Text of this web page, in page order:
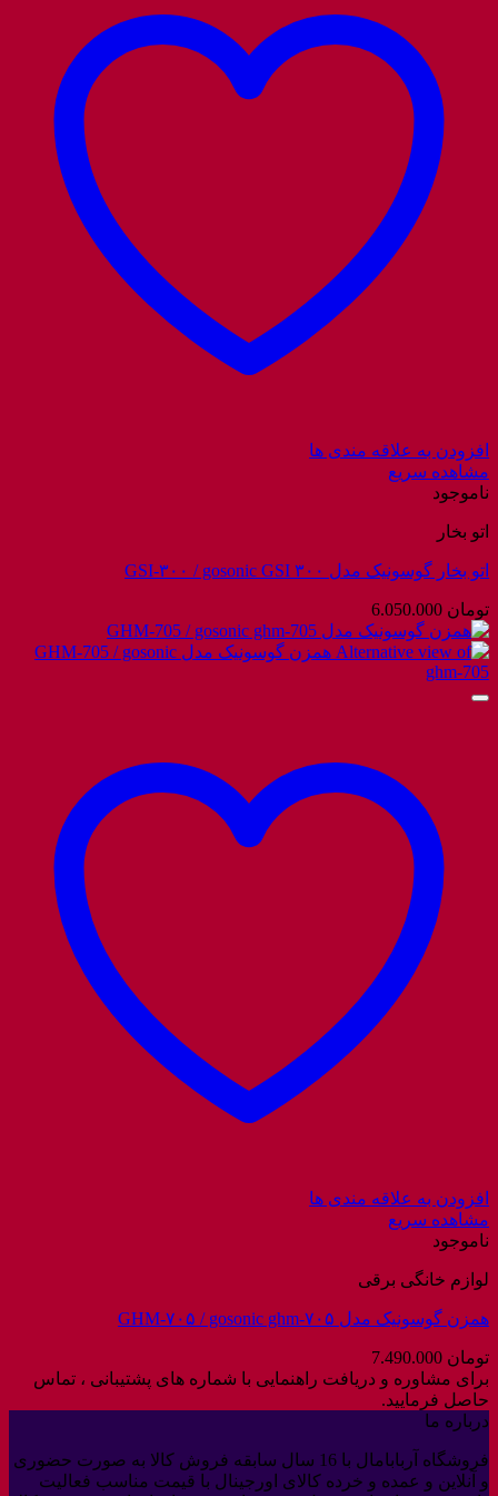
افزودن به علاقه مندی ها
مشاهده سریع
ناموجود
اتو بخار
اتو بخار گوسونیک مدل GSI-۳۰۰ / gosonic GSI ۳۰۰
تومان
افزودن به علاقه مندی ها
مشاهده سریع
ناموجود
لوازم خانگی برقی
همزن گوسونیک مدل GHM-۷۰۵ / gosonic ghm-۷۰۵
تومان
برای مشاوره و دریافت راهنمایی با شماره های پشتیبانی ، تماس
حاصل فرمایید.
درباره ما
فروشگاه آربابامال با 16 سال سابقه فروش کالا به صورت حضوری
و آنلاین و عمده و خرده کالای اورجینال با قیمت مناسب فعالیت